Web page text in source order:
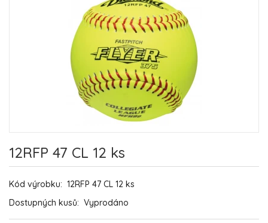
12RFP 47 CL 12 ks
Kód výrobku: 12RFP 47 CL 12 ks
Dostupných kusů: Vyprodáno